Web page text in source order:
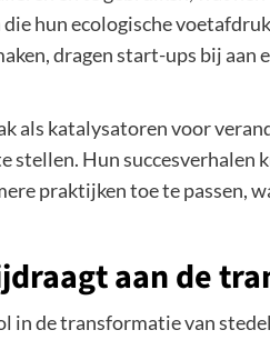
hun ecologische
dragen start-ups bij aan
als katalysatoren voor
stellen. Hun
praktijken toe te passen,
aan de
de transformatie van